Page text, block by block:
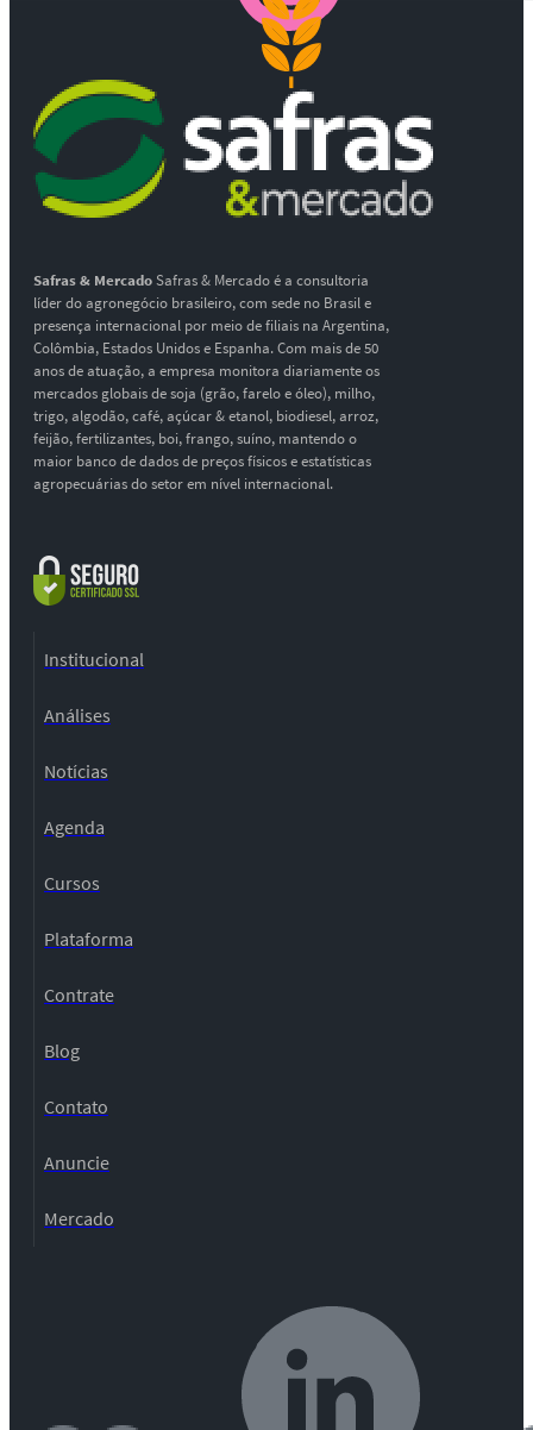
Safras & MercadoSafras & Mercado é a consultoria
líder do agronegócio brasileiro, com sede no Brasil e
presença internacional por meio de filiais na Argentina,
Colômbia, Estados Unidos e Espanha. Com mais de 50
anos de atuação, a empresa monitora diariamente os
mercados globais de soja (grão, farelo e óleo), milho,
trigo, algodão, café, açúcar & etanol, biodiesel, arroz,
feijão, fertilizantes, boi, frango, suíno, mantendo o
maior banco de dados de preços físicos e estatísticas
agropecuárias do setor em nível internacional.
Institucional
Análises
Notícias
Agenda
Cursos
Plataforma
Contrate
Blog
Contato
Anuncie
Mercado